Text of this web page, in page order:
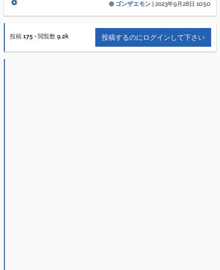
ゴンザエモン 2023年9月28日 10:50
投稿 175 • 閲覧数 9.2k 投稿するのにログインして下さい